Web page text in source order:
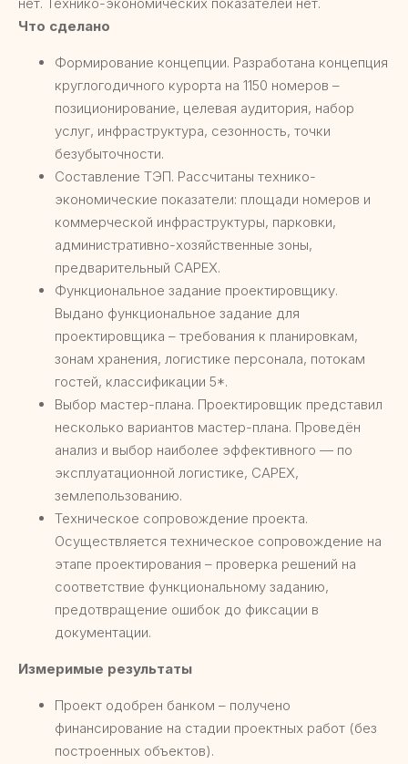
Что сделано
Формирование концепции. Разработана концепция
круглогодичного курорта на 1150 номеров –
позиционирование, целевая аудитория, набор
услуг, инфраструктура, сезонность, точки
безубыточности.
Составление ТЭП. Рассчитаны технико-
экономические показатели: площади номеров и
коммерческой инфраструктуры, парковки,
административно-хозяйственные зоны,
предварительный CAPEX.
Функциональное задание проектировщику.
Выдано функциональное задание для
проектировщика – требования к планировкам,
зонам хранения, логистике персонала, потокам
гостей, классификации 5*.
Выбор мастер-плана. Проектировщик представил
несколько вариантов мастер-плана. Проведён
анализ и выбор наиболее эффективного — по
эксплуатационной логистике, CAPEX,
землепользованию.
Техническое сопровождение проекта.
Осуществляется техническое сопровождение на
этапе проектирования – проверка решений на
соответствие функциональному заданию,
предотвращение ошибок до фиксации в
документации.
Измеримые результаты
Проект одобрен банком – получено
финансирование на стадии проектных работ (без
построенных объектов).